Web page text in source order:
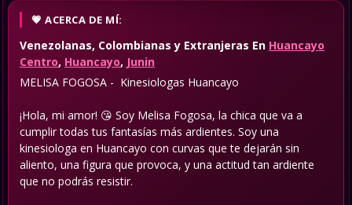
ACERCA DE MÍ:
Venezolanas, Colombianas y Extranjeras En Huancayo
Centro, Huancayo, Junin
MELISA FOGOSA - Kinesiologas Huancayo
¡Hola, mi amor! 😘 Soy Melisa Fogosa, la chica que va a
cumplir todas tus fantasías más ardientes. Soy una
kinesiologa en Huancayo con curvas que te dejarán sin
aliento, una figura que provoca, y una actitud tan ardiente
que no podrás resistir.